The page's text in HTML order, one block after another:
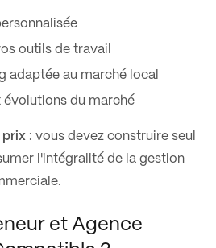
outils de travail
adaptée au marché local
évolutions du marché
prix : vous devez construire seul
l'intégralité de la gestion
et Agence